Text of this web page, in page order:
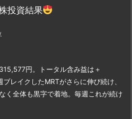
投資結果
円。トータル含み益は＋
ブレイクしたMRTがさらに伸び続け、
く全体も黒字で着地。毎週これが続け